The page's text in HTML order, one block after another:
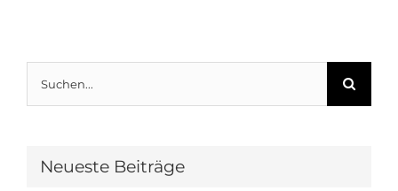
Suche
nach:
Neueste Beiträge